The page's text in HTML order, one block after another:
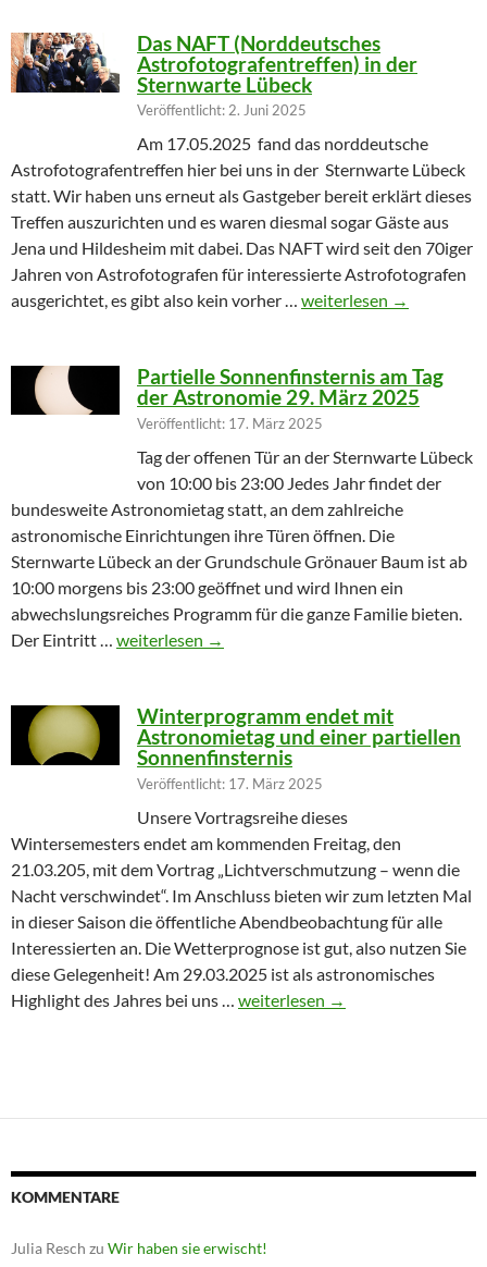
Das NAFT (Norddeutsches
Astrofotografentreffen) in der
Sternwarte Lübeck
Veröffentlicht: 2. Juni 2025
Am 17.05.2025 fand das norddeutsche
Astrofotografentreffen hier bei uns in der Sternwarte Lübeck
statt. Wir haben uns erneut als Gastgeber bereit erklärt dieses
Treffen auszurichten und es waren diesmal sogar Gäste aus
Jena und Hildesheim mit dabei. Das NAFT wird seit den 70iger
Jahren von Astrofotografen für interessierte Astrofotografen
ausgerichtet, es gibt also kein vorher … Das NAFT
weiterlesen →
Partielle Sonnenfinsternis am Tag
der Astronomie 29. März 2025
Veröffentlicht: 17. März 2025
Tag der offenen Tür an der Sternwarte Lübeck
von 10:00 bis 23:00 Jedes Jahr findet der
bundesweite Astronomietag statt, an dem zahlreiche
astronomische Einrichtungen ihre Türen öffnen. Die
Sternwarte Lübeck an der Grundschule Grönauer Baum ist ab
10:00 morgens bis 23:00 geöffnet und wird Ihnen ein
abwechslungsreiches Programm für die ganze Familie bieten.
Der Eintritt … Partielle Sonnenfinsternis am Tag der
weiterlesen →
Winterprogramm endet mit
Astronomietag und einer partiellen
Sonnenfinsternis
Veröffentlicht: 17. März 2025
Unsere Vortragsreihe dieses
Wintersemesters endet am kommenden Freitag, den
21.03.205, mit dem Vortrag „Lichtverschmutzung – wenn die
Nacht verschwindet“. Im Anschluss bieten wir zum letzten Mal
in dieser Saison die öffentliche Abendbeobachtung für alle
Interessierten an. Die Wetterprognose ist gut, also nutzen Sie
diese Gelegenheit! Am 29.03.2025 ist als astronomisches
Highlight des Jahres bei uns … Winterprogramm endet mit
weiterlesen →
KOMMENTARE
Julia Resch zu Wir haben sie erwischt!